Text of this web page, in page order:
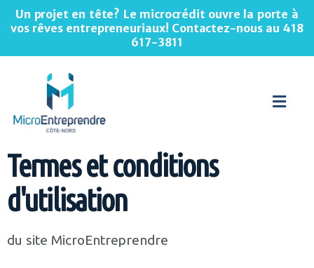
Un projet en tête? Le microcrédit ouvre la porte à
vos rêves entrepreneuriaux! Contactez-nous au 418
617-3811
Termes et conditions
d'utilisation
du site MicroEntreprendre​